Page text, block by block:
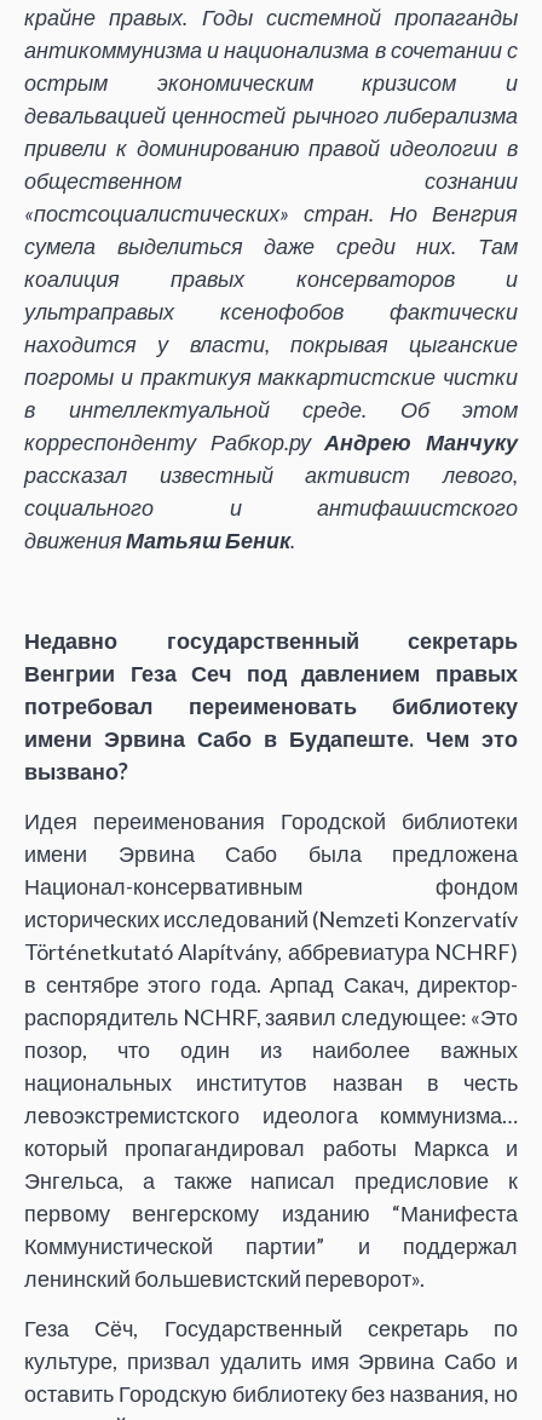
крайне правых. Годы системной пропаганды
антикоммунизма и национализма в сочетании с
острым экономическим кризисом и
девальвацией ценностей рычного либерализма
привели к доминированию правой идеологии в
общественном сознании
«постсоциалистических» стран. Но Венгрия
сумела выделиться даже среди них. Там
коалиция правых консерваторов и
ультраправых ксенофобов фактически
находится у власти, покрывая цыганские
погромы и практикуя маккартистские чистки
в интеллектуальной среде. Об этом
корреспонденту Рабкор.руАндрею Манчуку
рассказал известный активист левого,
социального и антифашистского
движенияМатьяш Беник.
Недавно государственный секретарь
Венгрии Геза Сеч под давлением правых
потребовал переименовать библиотеку
имени Эрвина Сабо в Будапеште. Чем это
вызвано?
Идея переименования Городской библиотеки
имени Эрвина Сабо была предложена
Национал-консервативным фондом
исторических исследований (Nemzeti Konzervatív
Történetkutató Alapítvány, аббревиатура NCHRF)
в сентябре этого года. Арпад Сакач, директор-
распорядитель NCHRF, заявил следующее: «Это
позор, что один из наиболее важных
национальных институтов назван в честь
левоэкстремистского идеолога коммунизма…
который пропагандировал работы Маркса и
Энгельса, а также написал предисловие к
первому венгерскому изданию “Манифеста
Коммунистической партии” и поддержал
ленинский большевистский переворот».
Геза Сёч, Государственный секретарь по
культуре, призвал удалить имя Эрвина Сабо и
оставить Городскую библиотеку без названия, но